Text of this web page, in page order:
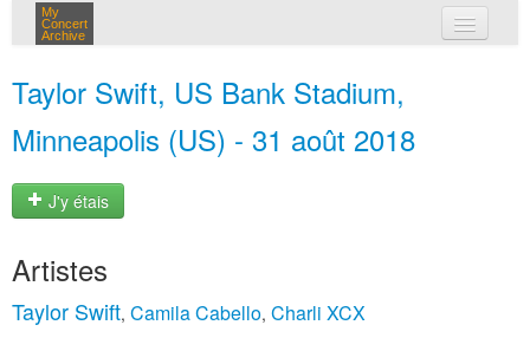
My
Concert
Archive
Taylor Swift, US Bank Stadium,
Minneapolis (US) - 31 août 2018
J'y étais
Artistes
Taylor Swift, Camila Cabello, Charli XCX